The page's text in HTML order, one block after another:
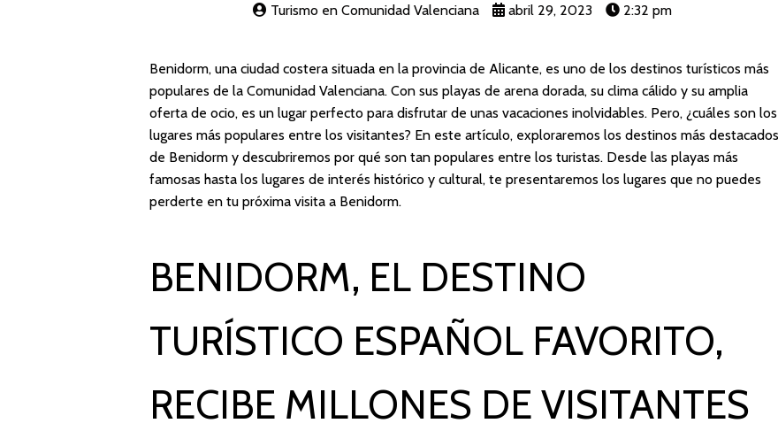
Turismo en Comunidad Valenciana abril 29, 2023 2:32 pm
Benidorm, una ciudad costera situada en la provincia de Alicante, es uno de los destinos turísticos más
populares de la Comunidad Valenciana. Con sus playas de arena dorada, su clima cálido y su amplia
oferta de ocio, es un lugar perfecto para disfrutar de unas vacaciones inolvidables. Pero, ¿cuáles son los
lugares más populares entre los visitantes? En este artículo, exploraremos los destinos más destacados
de Benidorm y descubriremos por qué son tan populares entre los turistas. Desde las playas más
famosas hasta los lugares de interés histórico y cultural, te presentaremos los lugares que no puedes
perderte en tu próxima visita a Benidorm.
BENIDORM, EL DESTINO
TURÍSTICO ESPAÑOL FAVORITO,
RECIBE MILLONES DE VISITANTES